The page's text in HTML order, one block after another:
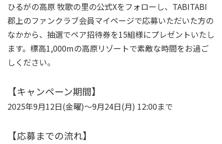
ひるがの高原 牧歌の里の公式Xをフォローし、TABITABI
郡上のファンクラブ会員マイページで応募いただいた方の
なかから、抽選でペア招待券を15組様にプレゼントいたし
ます。標高1,000mの高原リゾートで素敵な時間をお過ご
しください。
【キャンペーン期間】
2025年9月12日(金曜)〜9月24日(月) 12:00まで
【応募までの流れ】